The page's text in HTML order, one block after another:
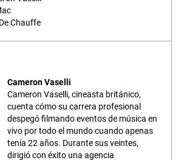
Chauffe
Cameron Vaselli
Cameron Vaselli, cineasta británico,
cuenta cómo su carrera profesional
despegó filmando eventos de música en
vivo por todo el mundo cuando apenas
tenía 22 años. Durante sus veintes,
dirigió con éxito una agencia